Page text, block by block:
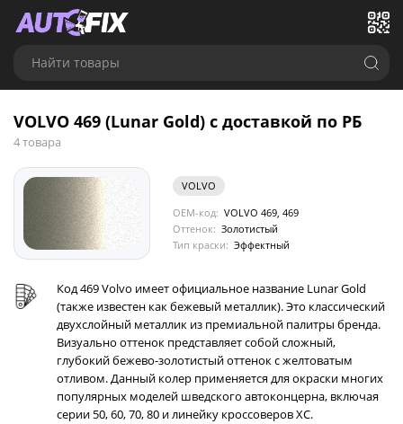
Найти товары
VOLVO 469 (Lunar Gold) с доставкой по РБ
4 товара
VOLVO
OEM-код: VOLVO 469, 469
Оттенок: Золотистый
Тип краски: Эффектный
Код 469 Volvo имеет официальное название Lunar Gold
(также известен как бежевый металлик). Это классический
двухслойный металлик из премиальной палитры бренда.
Визуально оттенок представляет собой сложный,
глубокий бежево-золотистый оттенок с желтоватым
отливом. Данный колер применяется для окраски многих
популярных моделей шведского автоконцерна, включая
серии 50, 60, 70, 80 и линейку кроссоверов XC.